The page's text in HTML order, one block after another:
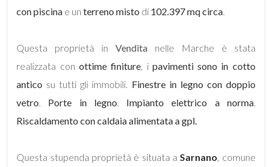
con piscina e unterreno misto di 102.397 mq circa.
Questa proprietà inVendita nelle Marche è stata
realizzata con ottime finiture, i pavimenti sono in cotto
antico su tutti gli immobili. Finestre in legno con doppio
vetro. Porte in legno. Impianto elettrico a norma.
Riscaldamento con caldaia alimentata a gpl.
Questa stupenda proprietà è situata aSarnano, comune
2
3